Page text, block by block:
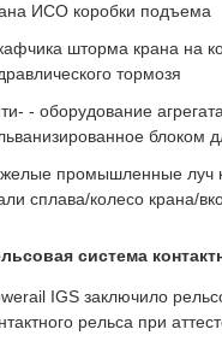
ИСО коробки подъема
шторма крана на
тормозя
- оборудование
блоком
промышленные луч
сплава/колесо крана/
система
IGS заключило
рельса при